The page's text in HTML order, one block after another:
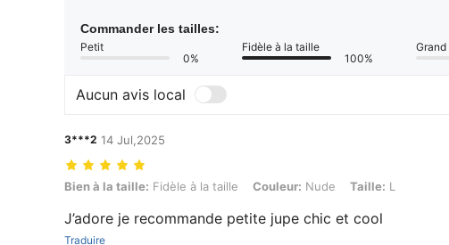
Commander les tailles:
Petit
0%
Fidèle à la taille
100%
Grand
Aucun avis local
3***2 14 Jul,2025
Bien à la taille: Fidèle à la taille, Couleur: Nude, Taille: L
Bien à la taille: Fidèle à la taille Couleur: Nude Taille: L
J’adore je recommande petite jupe chic et cool
Traduire